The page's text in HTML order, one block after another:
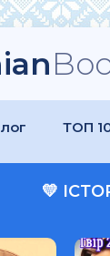
ТОП
💛